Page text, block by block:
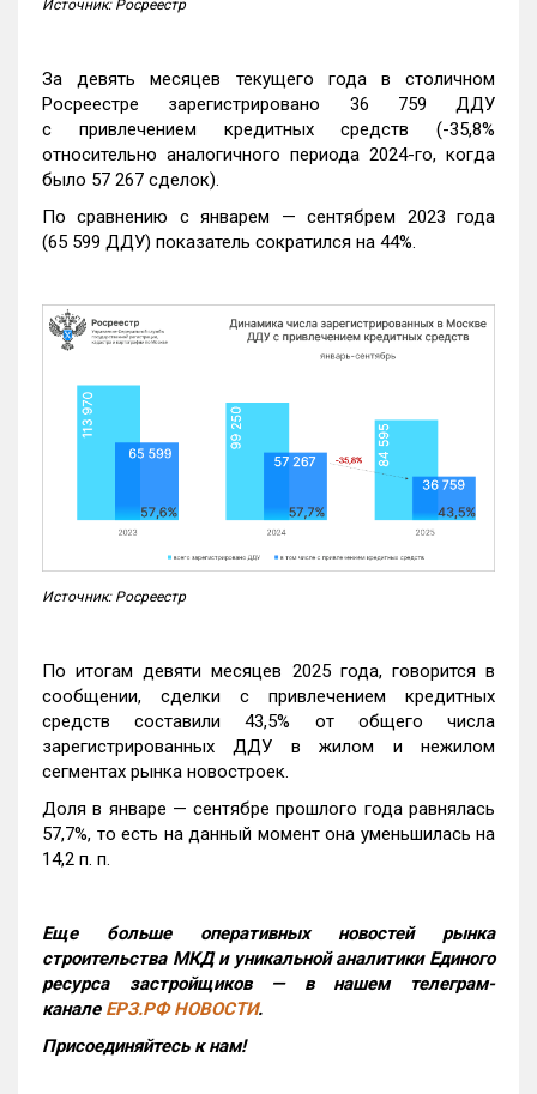
Источник: Росреестр
За девять месяцев текущего года в столичном
Росреестре зарегистрировано 36 759 ДДУ
с привлечением кредитных средств (-35,8%
относительно аналогичного периода 2024-го, когда
было 57 267 сделок).
По сравнению с январем — сентябрем 2023 года
(65 599 ДДУ) показатель сократился на 44%.
Источник: Росреестр
По итогам девяти месяцев 2025 года, говорится в
сообщении, сделки с привлечением кредитных
средств составили 43,5% от общего числа
зарегистрированных ДДУ в жилом и нежилом
сегментах рынка новостроек.
Доля в январе — сентябре прошлого года равнялась
57,7%, то есть на данный момент она уменьшилась на
14,2 п. п.
Еще больше оперативных новостей рынка
строительства МКД и уникальной аналитики Единого
ресурса застройщиков — в нашем телеграм-
канале ЕРЗ.РФ НОВОСТИ.
Присоединяйтесь к нам!